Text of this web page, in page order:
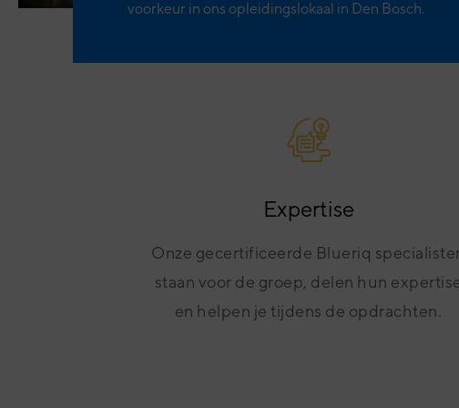
voorkeur in ons opleidingslokaal in Den Bosch.
Expertise
Onze gecertificeerde Blueriq
staan voor de groep, delen hun
en helpen je tijdens de opdrachten.